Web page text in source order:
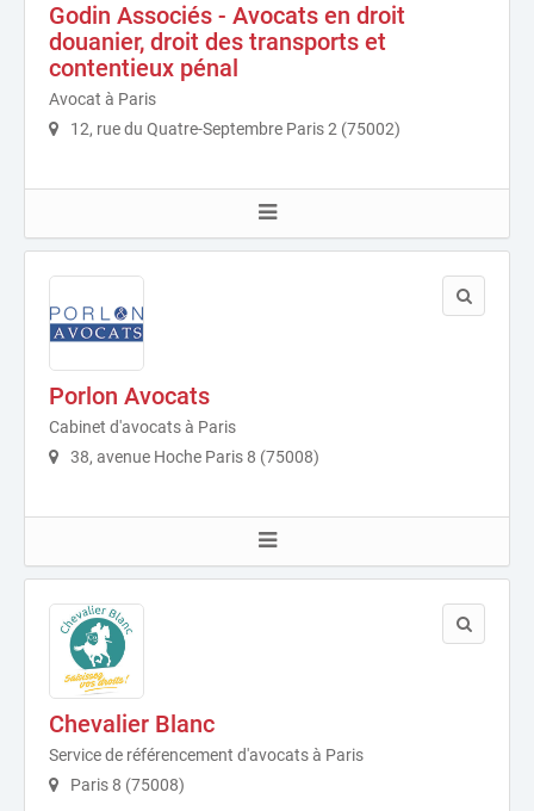
Godin Associés - Avocats en droit
douanier, droit des transports et
contentieux pénal
Avocat à Paris
12, rue du Quatre-Septembre Paris 2 (75002)
Porlon Avocats
Cabinet d'avocats à Paris
38, avenue Hoche Paris 8 (75008)
Chevalier Blanc
Service de référencement d'avocats à Paris
Paris 8 (75008)